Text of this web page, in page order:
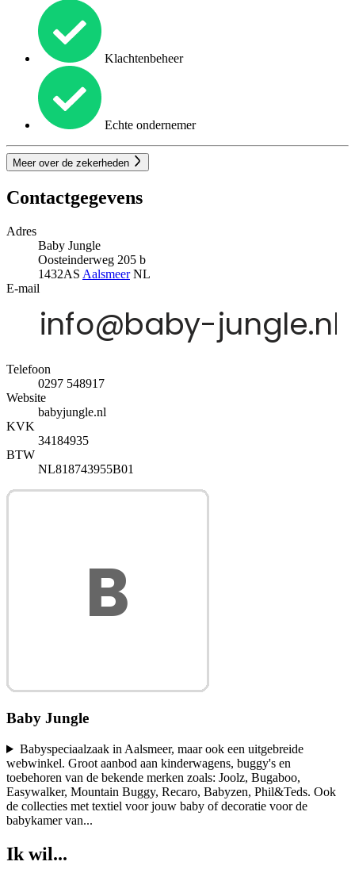
Klachtenbeheer
Echte ondernemer
Meer over de zekerheden
Contactgegevens
Adres
Baby Jungle
Oosteinderweg 205 b
1432AS AalsmeerNL
E-mail
Telefoon
0297 548917
Website
babyjungle.nl
KVK
34184935
BTW
NL818743955B01
Baby Jungle
Babyspeciaalzaak in Aalsmeer, maar ook een uitgebreide
webwinkel. Groot aanbod aan kinderwagens, buggy's en
toebehoren van de bekende merken zoals: Joolz, Bugaboo,
Easywalker, Mountain Buggy, Recaro, Babyzen, Phil&Teds. Ook
de collecties met textiel voor jouw baby of decoratie voor de
babykamer van...
Ik wil...